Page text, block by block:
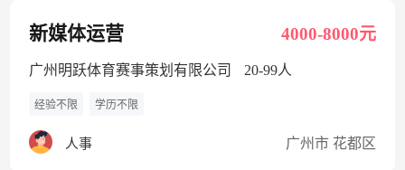
新媒体运营 4000-8000元
广州明跃体育赛事策划有限公司 20-99人
经验不限 学历不限
人事 广州市 花都区